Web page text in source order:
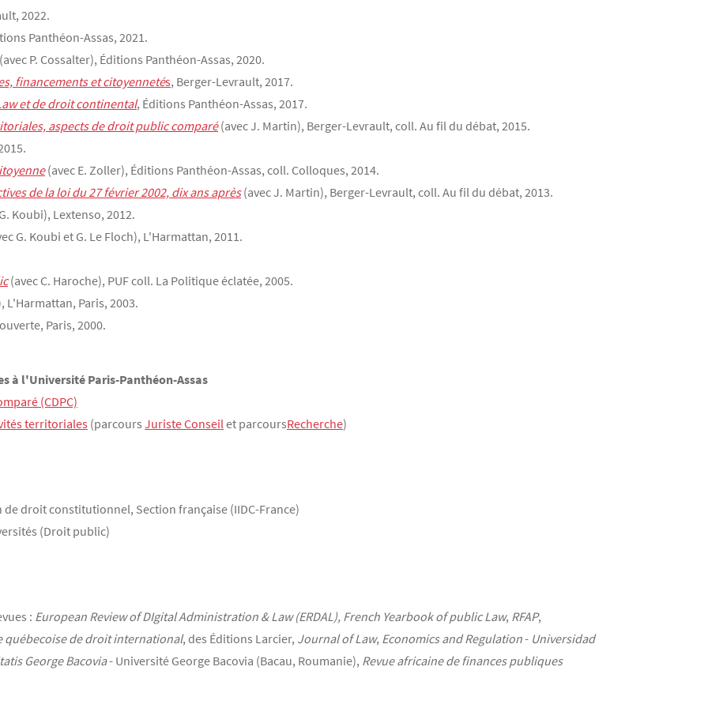
2022.
Panthéon-Assas, 2021.
P. Cossalter), Éditions Panthéon-Assas, 2020.
financements et citoyennetés, Berger-Levrault, 2017.
et de droit continental, Éditions Panthéon-Assas, 2017.
aspects de droit public comparé(avec J. Martin), Berger-Levrault, coll. Au fil du débat, 2015.
(avec E. Zoller), Éditions Panthéon-Assas, coll. Colloques, 2014.
de la loi du 27 février 2002, dix ans après(avec J. Martin), Berger-Levrault, coll. Au fil du débat, 2013.
Koubi), Lextenso, 2012.
G. Koubi et G. Le Floch), L'Harmattan, 2011.
(avec C. Haroche), PUF coll. La Politique éclatée, 2005.
L'Harmattan, Paris, 2003.
Paris, 2000.
à l'Université Paris-Panthéon-Assas
(CDPC)
territoriales (parcours Juriste Conseilet parcoursRecherche)
droit constitutionnel, Section française (IIDC-France)
(Droit public)
: European Review of DIgital Administration & Law (ERDAL), French Yearbook of public Law, RFAP,
québecoise de droit international, des Éditions Larcier, Journal of Law, Economics and Regulation- Universidad
George Bacovia- Université George Bacovia (Bacau, Roumanie), Revue africaine de finances publiques